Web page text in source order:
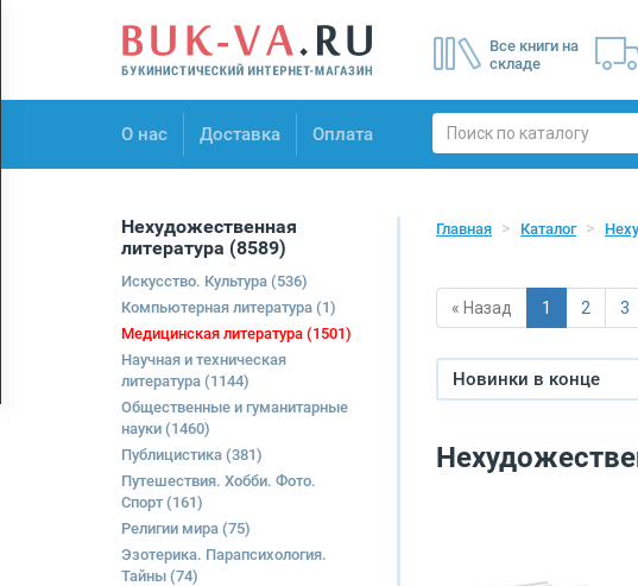
Все книги на
складе
О нас Доставка Оплата
О нас
Нехудожественная
литература (8589)
Искусство. Культура (536)
Компьютерная литература (1)
Медицинская литература (1501)
Научная и техническая
литература (1144)
Общественные и гуманитарные
науки (1460)
Публицистика (381)
Путешествия. Хобби. Фото.
Спорт(161)
Религии мира (75)
Эзотерика. Парапсихология.
Тайны (74)
Главная Каталог
« Назад 1 2 3
Новинки в конце